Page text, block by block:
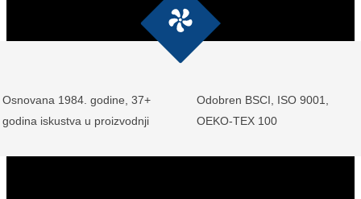
Osnovana 1984. godine, 37+
godina iskustva u proizvodnji
Odobren BSCI, ISO 9001,
OEKO-TEX 100